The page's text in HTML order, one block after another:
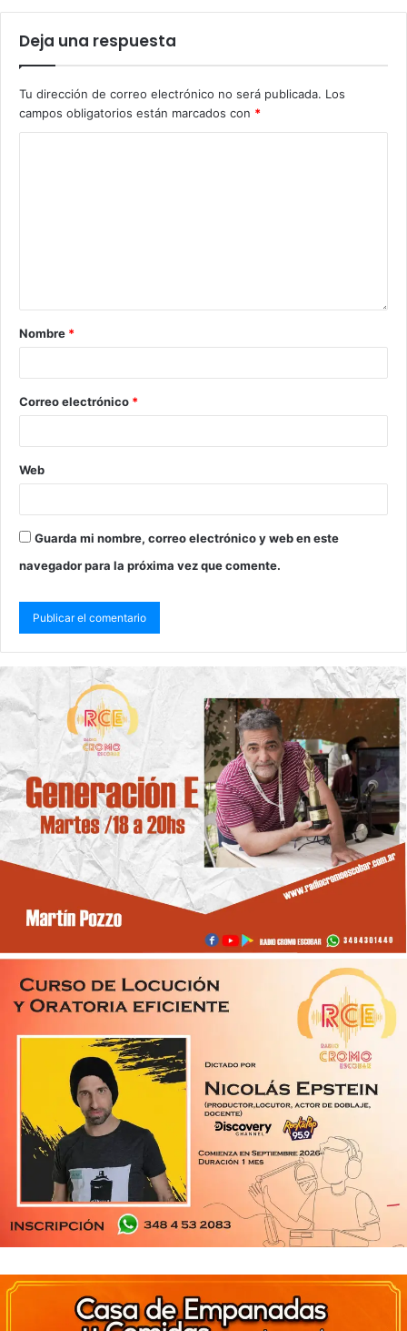
Deja una respuesta
Tu dirección de correo electrónico no será publicada. Los
campos obligatorios están marcados con *
Nombre *
Correo electrónico *
Web
Guarda mi nombre, correo electrónico y web en este
navegador para la próxima vez que comente.